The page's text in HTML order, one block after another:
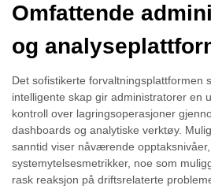
Omfattende
og
Det sofistikerte forvaltningsplattformen
intelligente skap gir administratorer en
kontroll over lagringsoperasjoner
dashboards og analytiske verktøy.
sanntid viser nåværende
systemytelsesmetrikker, noe som
rask reaksjon på driftsrelaterte